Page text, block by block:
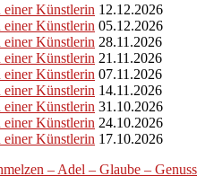
Künstlerin 12.12.2026
Künstlerin 05.12.2026
Künstlerin 28.11.2026
Künstlerin 21.11.2026
Künstlerin 07.11.2026
Künstlerin 14.11.2026
Künstlerin 31.10.2026
Künstlerin 24.10.2026
Künstlerin 17.10.2026
– Adel – Glaube – Genuss